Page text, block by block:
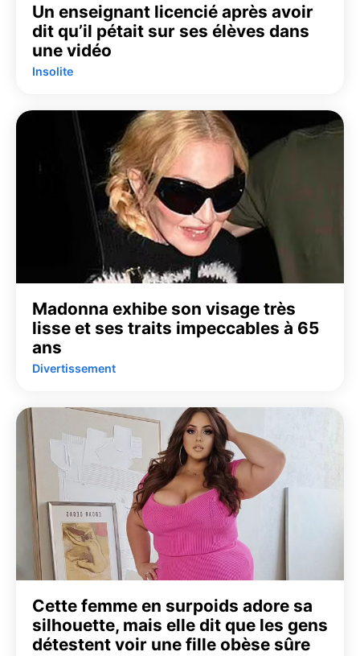
Un enseignant licencié après avoir
dit qu’il pétait sur ses élèves dans
une vidéo
Insolite
Madonna exhibe son visage très
lisse et ses traits impeccables à 65
ans
Divertissement
Cette femme en surpoids adore sa
silhouette, mais elle dit que les gens
détestent voir une fille obèse sûre